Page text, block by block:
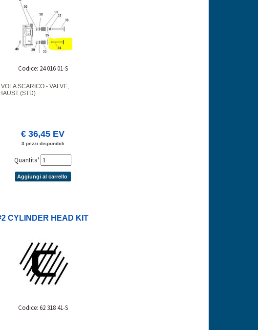
Codice: 24 016 01-S
SCARICO - VALVE,
(STD)
€ 36,45 EV
3 pezzi disponibili
Quantita'
Aggiungi al carrello
CYLINDER HEAD KIT
Codice: 62 318 41-S